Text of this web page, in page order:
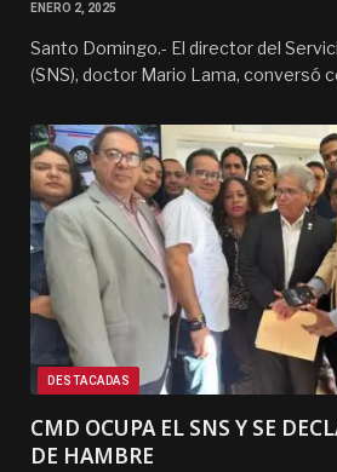
ENERO 2, 2025
Santo Domingo.- El director del
(SNS), doctor Mario Lama, conversó
DESTACADAS
CMD OCUPA EL SNS Y SE
DE HAMBRE